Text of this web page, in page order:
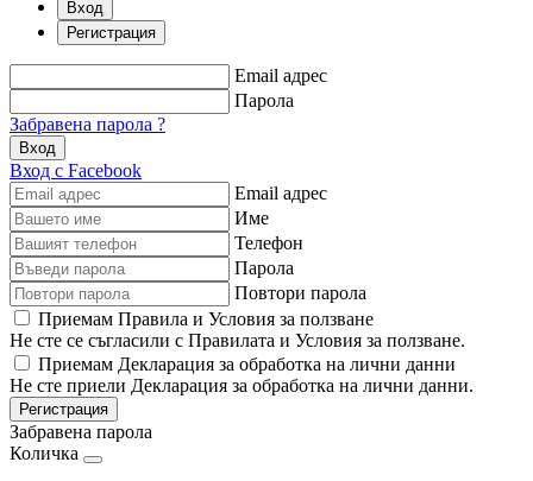
Вход
Регистрация
Email адрес
Парола
Забравена парола ?
Вход
Вход с Facebook
Email адрес
Име
Телефон
Парола
Повтори парола
Приемам Правила и Условия за ползване
Не сте се съгласили с Правилата и Условия за ползване.
Приемам Декларация за обработка на лични данни
Не сте приели Декларация за обработка на лични данни.
Регистрация
Забравена парола
Количка